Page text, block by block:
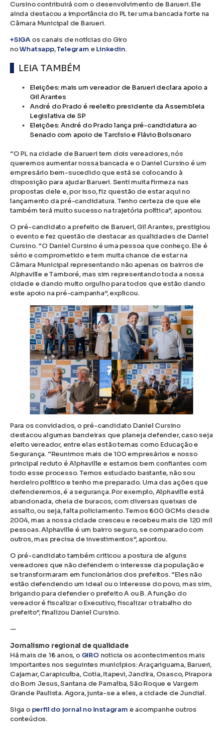
Cursino contribuirá com o desenvolvimento de Barueri. Ele
ainda destacou a importância do PL ter uma bancada forte na
Câmara Municipal de Barueri.
+SIGA os canais de notícias do Giro
noWhatsapp,Telegram e Linkedin.
LEIA TAMBÉM
Eleições: mais um vereador de Barueri declara apoio a
Gil Arantes
André do Prado é reeleito presidente da Assembleia
Legislativa de SP
Eleições: André do Prado lança pré-candidatura ao
Senado com apoio de Tarcísio e Flávio Bolsonaro
“O PL na cidade de Barueri tem dois vereadores, nós
queremos aumentar nossa bancada e o Daniel Cursino é um
empresário bem-sucedido que está se colocando à
disposição para ajudar Barueri. Senti muita firmeza nas
propostas dele e, por isso, fiz questão de estar aqui no
lançamento da pré-candidatura. Tenho certeza de que ele
também terá muito sucesso na trajetória política”, apontou.
O pré-candidato a prefeito de Barueri, Gil Arantes, prestigiou
o evento e fez questão de destacar as qualidades de Daniel
Cursino. “O Daniel Cursino é uma pessoa que conheço. Ele é
sério e comprometido e tem muita chance de estar na
Câmara Municipal representando não apenas os bairros de
Alphaville e Tamboré, mas sim representando toda a nossa
cidade e dando muito orgulho para todos que estão dando
este apoio na pré-campanha”, explicou.
Para os convidados, o pré-candidato Daniel Cursino
destacou algumas bandeiras que planeja defender, caso seja
eleito vereador, entre elas estão temas como Educação e
Segurança. “Reunimos mais de 100 empresários e nosso
principal reduto é Alphaville e estamos bem confiantes com
todo esse processo. Temos estudado bastante, não sou
herdeiro político e tenho me preparado. Uma das ações que
defenderemos, é a segurança. Por exemplo, Alphaville está
abandonada, cheia de buracos, com diversas queixas de
assalto, ou seja, falta policiamento. Temos 600 GCMs desde
2004, mas a nossa cidade cresceu e recebeu mais de 120 mil
pessoas. Alphaville é um bairro seguro, se comparado com
outros, mas precisa de investimentos”, apontou.
O pré-candidato também criticou a postura de alguns
vereadores que não defendem o interesse da população e
se transformaram em funcionários dos prefeitos. “Eles não
estão defendendo um ideal ou o interesse do povo, mas sim,
brigando para defender o prefeito A ou B. A função do
vereador é fiscalizar o Executivo, fiscalizar o trabalho do
prefeito”, finalizou Daniel Cursino.
—
Jornalismo regional de qualidade
Há mais de 16 anos, o GIRO noticia os acontecimentos mais
importantes nos seguintes municípios: Araçariguama, Barueri,
Cajamar, Carapicuíba, Cotia, Itapevi, Jandira, Osasco, Pirapora
do Bom Jesus, Santana de Parnaíba, São Roque e Vargem
Grande Paulista. Agora, junta-se a eles, a cidade de Jundiaí.
Siga o perfil do jornal no Instagram e acompanhe outros
conteúdos.